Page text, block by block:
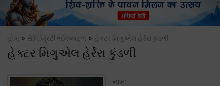
હોમ » સેલિબ્રિટી ભવિષ્યફળ » હેક્ટર મિગુએલ હેર્રેરા કુંડળી
હેક્ટર મિગુએલ હેર્રેરા કુંડળી
નામ: